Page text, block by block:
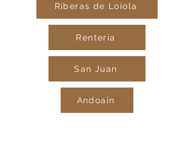
Riberas de Loiola
Rentería
San Juan
Andoain